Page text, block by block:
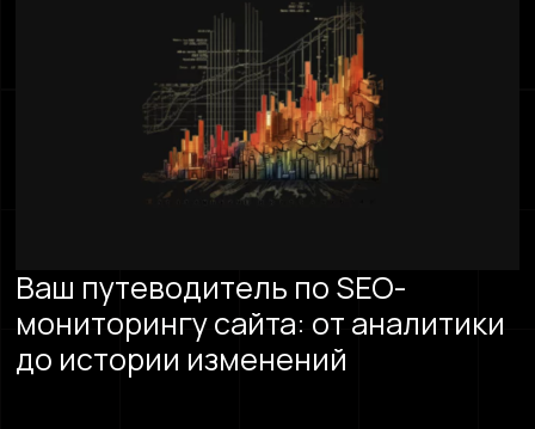
Ваш путеводитель по SEO-
мониторингу сайта: от аналитики
до истории изменений